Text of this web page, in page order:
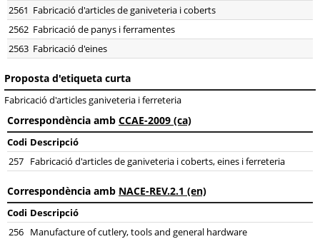
2561 Fabricació d'articles de ganiveteria i coberts
2562 Fabricació de panys i ferramentes
2563 Fabricació d'eines
Proposta d'etiqueta curta
Fabricació d'articles ganiveteria i ferreteria
Correspondència amb CCAE-2009 (ca)
Codi Descripció
257 Fabricació d'articles de ganiveteria i coberts, eines i ferreteria
Correspondència amb NACE-REV.2.1 (en)
Codi Descripció
256 Manufacture of cutlery, tools and general hardware